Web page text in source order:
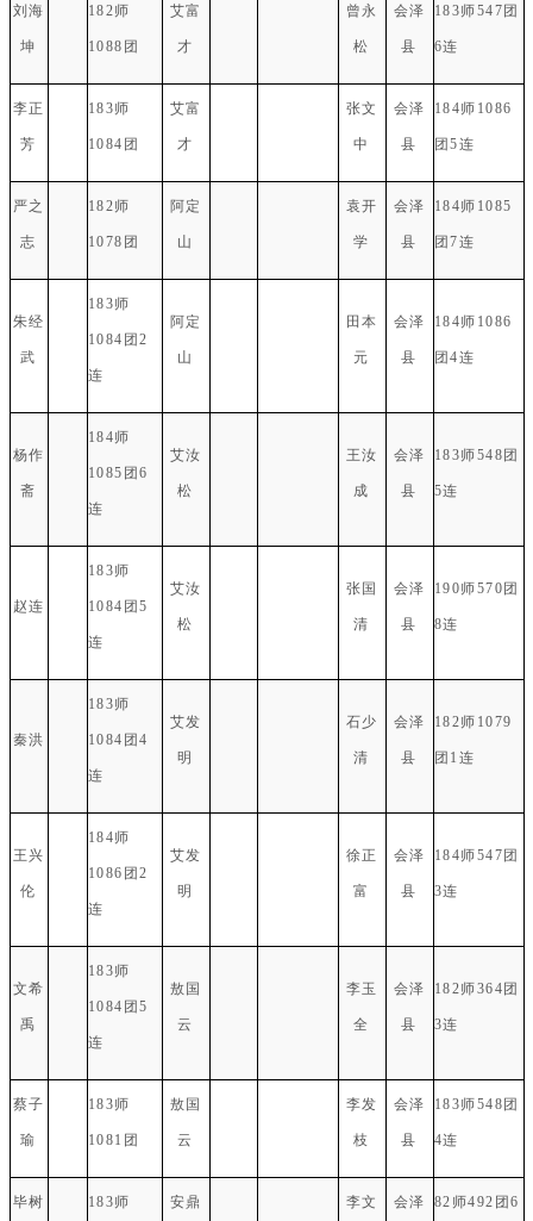
刘海
坤
182师
1088团
艾富
才
曾永
松
会泽
县
183师547团
6连
李正
芳
183师
1084团
艾富
才
张文
中
会泽
县
184师1086
团5连
严之
志
182师
1078团
阿定
山
袁开
学
会泽
县
184师1085
团7连
朱经
武
183师
1084团2
连
阿定
山
田本
元
会泽
县
184师1086
团4连
杨作
斋
184师
1085团6
连
艾汝
松
王汝
成
会泽
县
183师548团
5连
赵连
183师
1084团5
连
艾汝
松
张国
清
会泽
县
190师570团
8连
秦洪
183师
1084团4
连
艾发
明
石少
清
会泽
县
182师1079
团1连
王兴
伦
184师
1086团2
连
艾发
明
徐正
富
会泽
县
184师547团
3连
文希
禹
183师
1084团5
连
敖国
云
李玉
全
会泽
县
182师364团
3连
蔡子
瑜
183师
1081团
敖国
云
李发
枝
会泽
县
183师548团
4连
毕树 183师 安鼎 李文 会泽 82师492团6